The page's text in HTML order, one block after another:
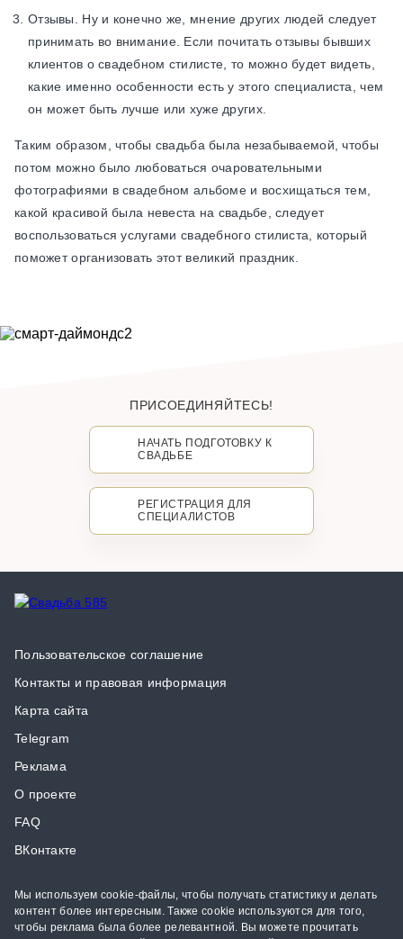
Отзывы. Ну и конечно же, мнение других людей следует
принимать во внимание. Если почитать отзывы бывших
клиентов о свадебном стилисте, то можно будет видеть,
какие именно особенности есть у этого специалиста, чем
он может быть лучше или хуже других.
Таким образом, чтобы свадьба была незабываемой, чтобы
потом можно было любоваться очаровательными
фотографиями в свадебном альбоме и восхищаться тем,
какой красивой была невеста на свадьбе, следует
воспользоваться услугами свадебного стилиста, который
поможет организовать этот великий праздник.
ПРИСОЕДИНЯЙТЕСЬ!
НАЧАТЬ ПОДГОТОВКУ К
СВАДЬБЕ
РЕГИСТРАЦИЯ ДЛЯ
СПЕЦИАЛИСТОВ
Пользовательское соглашение
Контакты и правовая информация
Карта сайта
Telegram
Реклама
О проекте
FAQ
ВКонтакте
Мы используем cookie-файлы, чтобы получать статистику и делать
контент более интересным. Также cookie используются для того,
чтобы реклама была более релевантной. Вы можете прочитать